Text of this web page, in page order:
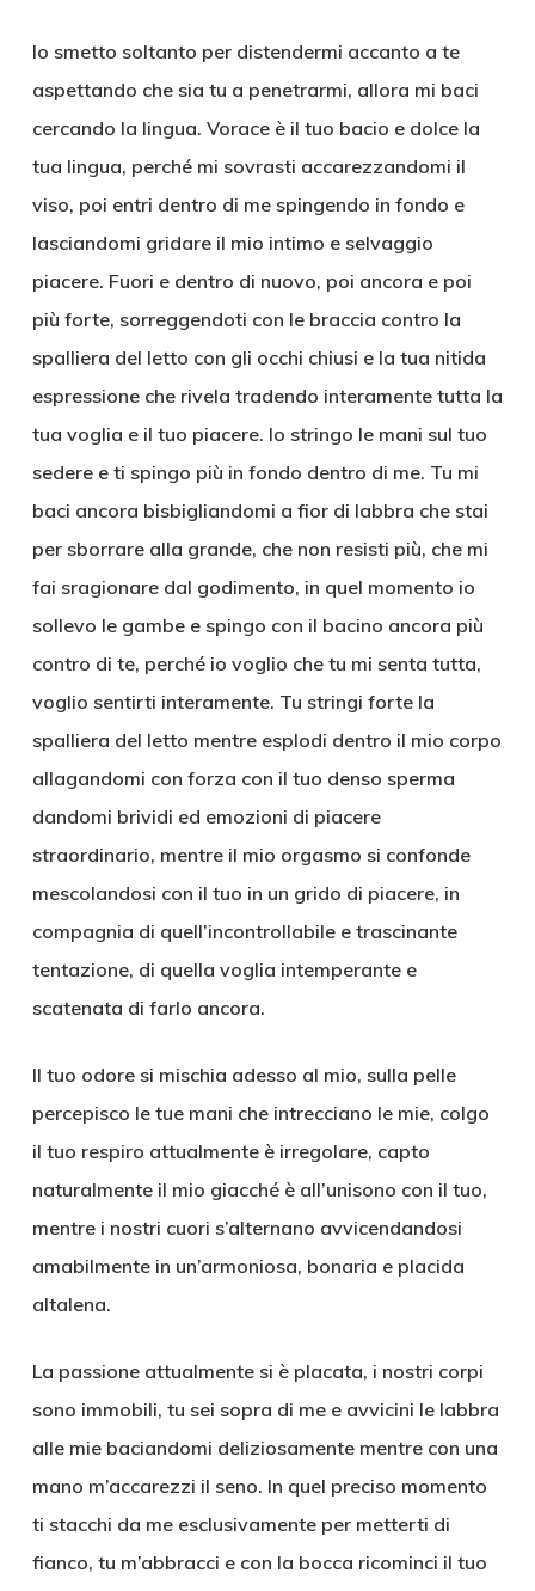
Io smetto soltanto per distendermi accanto a te
aspettando che sia tu a penetrarmi, allora mi baci
cercando la lingua. Vorace è il tuo bacio e dolce la
tua lingua, perché mi sovrasti accarezzandomi il
viso, poi entri dentro di me spingendo in fondo e
lasciandomi gridare il mio intimo e selvaggio
piacere. Fuori e dentro di nuovo, poi ancora e poi
più forte, sorreggendoti con le braccia contro la
spalliera del letto con gli occhi chiusi e la tua nitida
espressione che rivela tradendo interamente tutta la
tua voglia e il tuo piacere. Io stringo le mani sul tuo
sedere e ti spingo più in fondo dentro di me. Tu mi
baci ancora bisbigliandomi a fior di labbra che stai
per sborrare alla grande, che non resisti più, che mi
fai sragionare dal godimento, in quel momento io
sollevo le gambe e spingo con il bacino ancora più
contro di te, perché io voglio che tu mi senta tutta,
voglio sentirti interamente. Tu stringi forte la
spalliera del letto mentre esplodi dentro il mio corpo
allagandomi con forza con il tuo denso sperma
dandomi brividi ed emozioni di piacere
straordinario, mentre il mio orgasmo si confonde
mescolandosi con il tuo in un grido di piacere, in
compagnia di quell’incontrollabile e trascinante
tentazione, di quella voglia intemperante e
scatenata di farlo ancora.
Il tuo odore si mischia adesso al mio, sulla pelle
percepisco le tue mani che intrecciano le mie, colgo
il tuo respiro attualmente è irregolare, capto
naturalmente il mio giacché è all’unisono con il tuo,
mentre i nostri cuori s’alternano avvicendandosi
amabilmente in un’armoniosa, bonaria e placida
altalena.
La passione attualmente si è placata, i nostri corpi
sono immobili, tu sei sopra di me e avvicini le labbra
alle mie baciandomi deliziosamente mentre con una
mano m’accarezzi il seno. In quel preciso momento
ti stacchi da me esclusivamente per metterti di
fianco, tu m’abbracci e con la bocca ricominci il tuo